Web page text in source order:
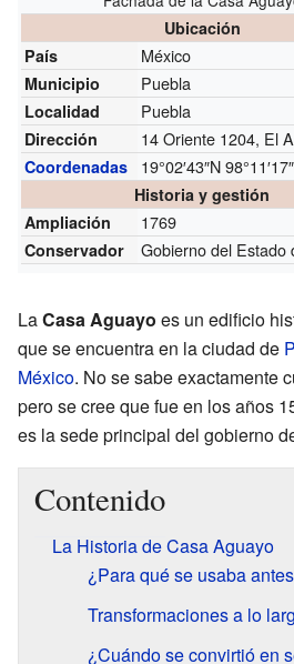
Ubicación
País
México
Municipio Puebla
Localidad Puebla
Dirección 14 Oriente 1204, El
Coordenadas 19°02′43″N
Historia y gestión
Ampliación
1769
Conservador Gobierno del Estado
LaCasa Aguayo es un edificio
que se encuentra en la ciudad de
México. No se sabe exactamente
pero se cree que fue en los años
es la sede principal del gobierno
Contenido
La Historia de Casa Aguayo
¿Para qué se usaba
Transformaciones a lo
¿Cuándo se convirtió en